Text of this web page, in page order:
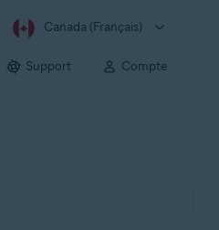
Canada (Français)
Support Compte